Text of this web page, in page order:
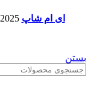
ای ام شاپ 2025
بستن